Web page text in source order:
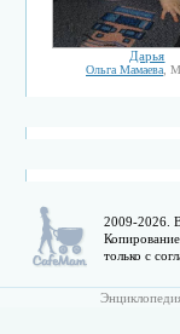
Дарья
Ольга Мамаева,
2009-2026.
только с